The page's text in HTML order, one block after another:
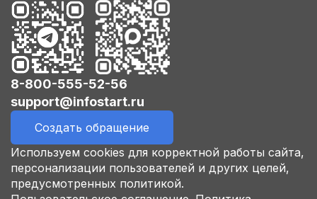
8-800-555-52-56
support@infostart.ru
Создать обращение
Используем cookies для корректной работы сайта,
персонализации пользователей и других целей,
предусмотренных политикой.